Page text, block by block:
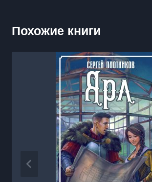
Похожие книги